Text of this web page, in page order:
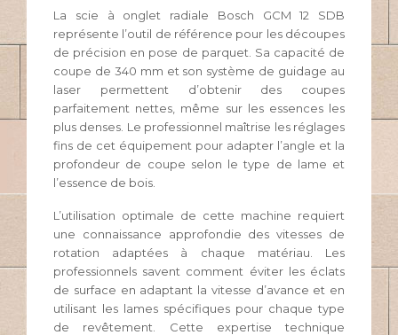
La scie à onglet radiale Bosch GCM 12 SDB
représente l’outil de référence pour les découpes
de précision en pose de parquet. Sa capacité de
coupe de 340 mm et son système de guidage au
laser permettent d’obtenir des coupes
parfaitement nettes, même sur les essences les
plus denses. Le professionnel maîtrise les réglages
fins de cet équipement pour adapter l’angle et la
profondeur de coupe selon le type de lame et
l’essence de bois.
L’utilisation optimale de cette machine requiert
une connaissance approfondie des vitesses de
rotation adaptées à chaque matériau. Les
professionnels savent comment éviter les éclats
de surface en adaptant la vitesse d’avance et en
utilisant les lames spécifiques pour chaque type
de revêtement. Cette expertise technique